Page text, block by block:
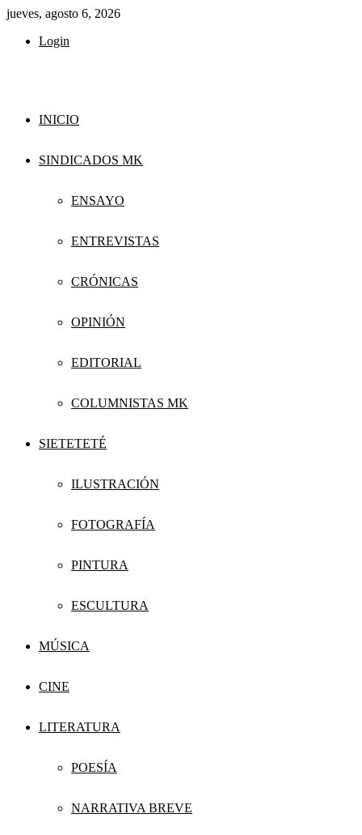
jueves, agosto 6, 2026
Login
INICIO
SINDICADOS MK
ENSAYO
ENTREVISTAS
CRÓNICAS
OPINIÓN
EDITORIAL
COLUMNISTAS MK
SIETETETÉ
ILUSTRACIÓN
FOTOGRAFÍA
PINTURA
ESCULTURA
MÚSICA
CINE
LITERATURA
POESÍA
NARRATIVA BREVE